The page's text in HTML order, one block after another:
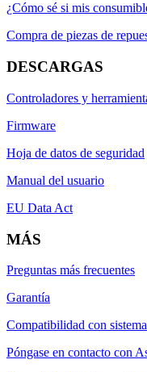
¿Cómo sé si mis
Compra de piezas de
DESCARGAS
Controladores y
Firmware
Hoja de datos de seguridad
Manual del usuario
EU Data Act
MÁS
Preguntas más frecuentes
Garantía
Compatibilidad con
Póngase en contacto con